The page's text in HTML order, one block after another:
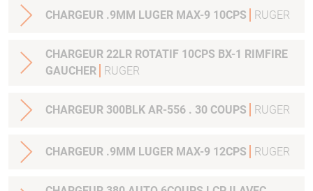
CHARGEUR .9MM LUGER MAX-9 10CPS RUGER
CHARGEUR 22LR ROTATIF 10CPS BX-1 RIMFIRE
GAUCHER
RUGER
CHARGEUR 300BLK AR-556 . 30 COUPS RUGER
CHARGEUR .9MM LUGER MAX-9 12CPS RUGER